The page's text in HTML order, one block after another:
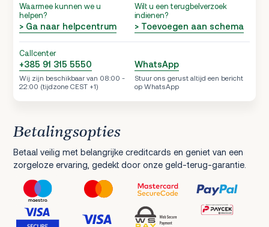
Waarmee kunnen we u
helpen?
> Ga naar helpcentrum
Wilt u een terugbelverzoek
indienen?
> Toevoegen aan schema
Callcenter
+385 91 315 5550
Wij zijn beschikbaar van 08:00 -
22:00 (tijdzone CEST +1)
WhatsApp
Stuur ons gerust altijd een bericht
op WhatsApp
Betalingsopties
Betaal veilig met belangrijke creditcards en geniet van een
zorgeloze ervaring, gedekt door onze geld-terug-garantie.